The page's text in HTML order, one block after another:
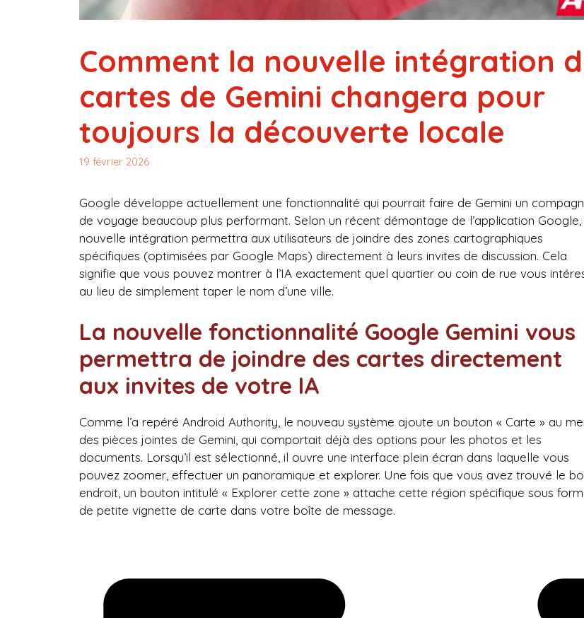
Comment la nouvelle intégration
cartes de Gemini changera pour
toujours la découverte locale
19 février 2026
Google développe actuellement une fonctionnalité qui pourrait faire de Gemini un
de voyage beaucoup plus performant. Selon un récent démontage de l’application Google,
nouvelle intégration permettra aux utilisateurs de joindre des zones cartographiques
spécifiques (optimisées par Google Maps) directement à leurs invites de discussion. Cela
signifie que vous pouvez montrer à l’IA exactement quel quartier ou coin de rue vous
au lieu de simplement taper le nom d’une ville.
La nouvelle fonctionnalité Google Gemini vous
permettra de joindre des cartes directement
aux invites de votre IA
Comme l’a repéré Android Authority, le nouveau système ajoute un bouton « Carte » au
des pièces jointes de Gemini, qui comportait déjà des options pour les photos et les
documents. Lorsqu’il est sélectionné, il ouvre une interface plein écran dans laquelle vous
pouvez zoomer, effectuer un panoramique et explorer. Une fois que vous avez trouvé le
endroit, un bouton intitulé « Explorer cette zone » attache cette région spécifique sous
de petite vignette de carte dans votre boîte de message.